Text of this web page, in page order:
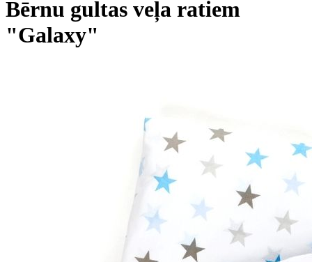
Bērnu gultas veļa ratiem
"Galaxy"